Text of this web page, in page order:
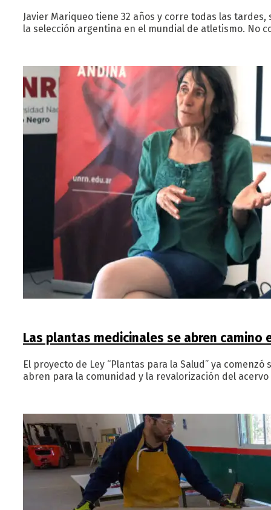
Javier Mariqueo tiene 32 años y corre todas las
la selección argentina en el mundial de atletismo. No
Las plantas medicinales se abren camino
El proyecto de Ley “Plantas para la Salud” ya
abren para la comunidad y la revalorización del